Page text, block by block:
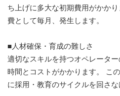
ち上げに多大な初期費用がかか
費として毎月、発生します。
■人材確保・育成の難しさ
適切なスキルを持つオペレータ
時間とコストがかかります。 こ
に採用・教育のサイクルを回さな